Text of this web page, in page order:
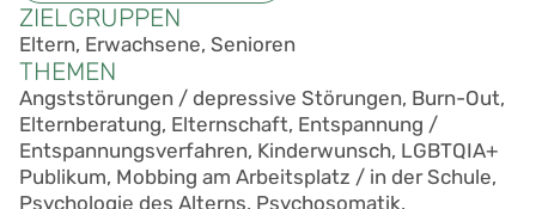
ZIELGRUPPEN
Eltern, Erwachsene, Senioren
THEMEN
Angststörungen / depressive Störungen, Burn-Out,
Elternberatung, Elternschaft, Entspannung /
Entspannungsverfahren, Kinderwunsch, LGBTQIA+
Publikum, Mobbing am Arbeitsplatz / in der Schule,
Psychologie des Alterns, Psychosomatik,